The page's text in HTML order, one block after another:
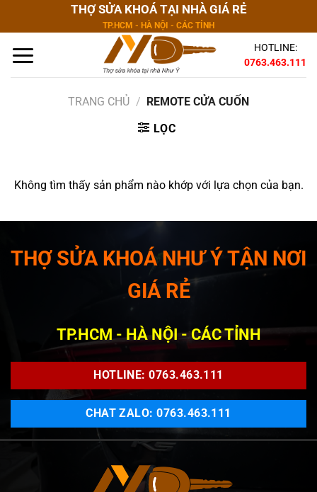
dung
THỢ SỬA KHOÁ TẠI NHÀ GIÁ RẺ
TP.HCM - HÀ NỘI - CÁC TỈNH
HOTLINE:
0763.463.111
TRANG CHỦ / REMOTE CỬA CUỐN
LỌC
Không tìm thấy sản phẩm nào khớp với lựa chọn của bạn.
THỢ SỬA KHOÁ NHƯ Ý TẬN NƠI
GIÁ RẺ
TP.HCM - HÀ NỘI - CÁC TỈNH
HOTLINE: 0763.463.111
CHAT ZALO: 0763.463.111